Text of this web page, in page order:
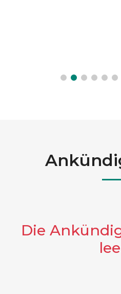
Die